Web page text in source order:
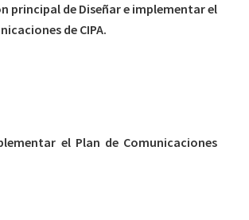
principal de Diseñar e implementar el
de CIPA.
el Plan de Comunicaciones